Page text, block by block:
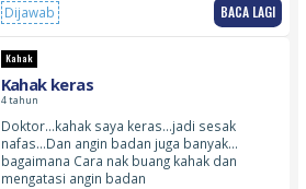
Dijawab BACA LAGI
Kahak
Kahak keras
4 tahun
Doktor…kahak saya keras…jadi sesak
nafas…Dan angin badan juga banyak…
bagaimana Cara nak buang kahak dan
mengatasi angin badan